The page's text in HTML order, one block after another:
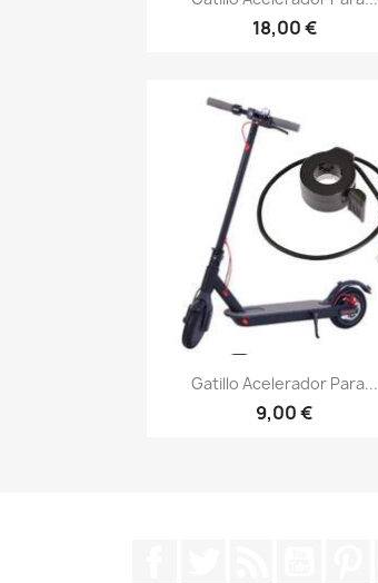
18,00 €
Vista rápida
Gatillo Acelerador Para...
9,00 €